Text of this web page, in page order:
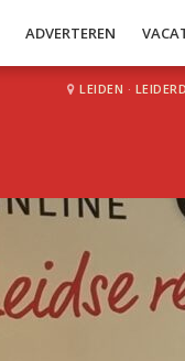
ADVERTEREN
LEIDEN ·